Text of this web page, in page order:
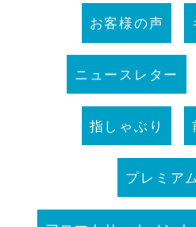
お客様の声
ニュースレター
指しゃぶり
プレミア